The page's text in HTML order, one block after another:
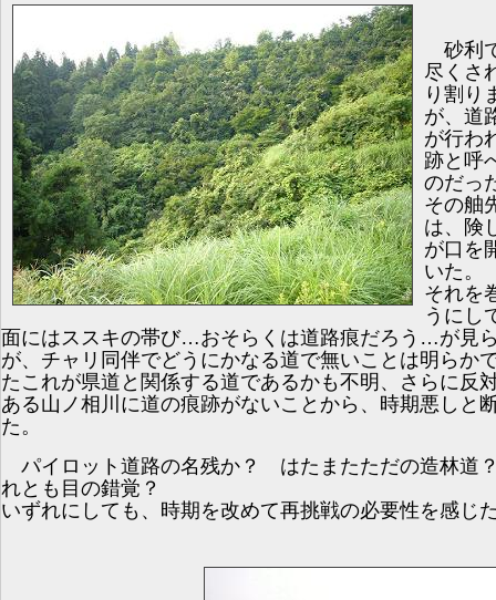
砂利
尽くさ
り割り
が、道
が行わ
跡と呼
のだっ
その舳
は、険
が口を
いた。
それを
うにし
面にはススキの帯び…おそらくは道路痕だろう…が見
が、チャリ同伴でどうにかなる道で無いことは明らか
たこれが県道と関係する道であるかも不明、さらに反
ある山ノ相川に道の痕跡がないことから、時期悪しと
た。
パイロット道路の名残か？ はたまたただの造林道
れとも目の錯覚？
いずれにしても、時期を改めて再挑戦の必要性を感じ